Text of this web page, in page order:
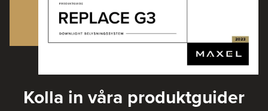
Kolla in våra produktguider